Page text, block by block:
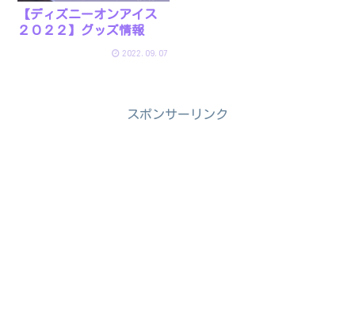
【ディズニーオンアイス
２０２２】グッズ情報
2022.09.07
スポンサーリンク